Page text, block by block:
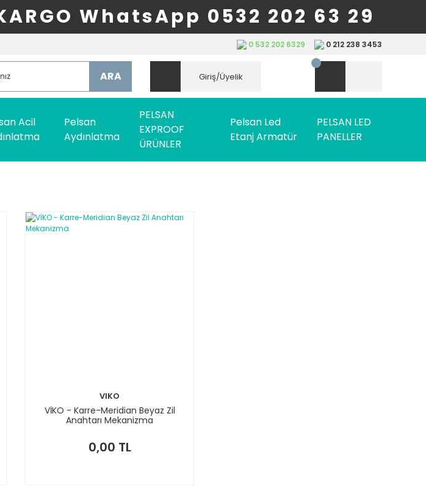
WhatsApp 0532 202 63 29
0 532 202 6329 0 212 238 3453
ARA Giriş/Üyelik
Acil
Pelsan
Aydınlatma
PELSAN
EXPROOF
ÜRÜNLER
Pelsan Led
Etanj Armatür
PELSAN LED
PANELLER
VIKO
VİKO - Karre-Meridian Beyaz Zil
Anahtarı Mekanizma
0,00 TL